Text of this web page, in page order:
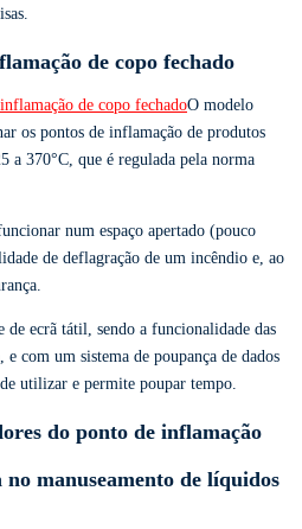
de copo fechado
de copo fechadoO modelo
os pontos de inflamação de produtos
a 370°C, que é regulada pela norma
num espaço apertado (pouco
de deflagração de um incêndio e, ao
de ecrã tátil, sendo a funcionalidade das
com um sistema de poupança de dados
utilizar e permite poupar tempo.
do ponto de inflamação
manuseamento de líquidos